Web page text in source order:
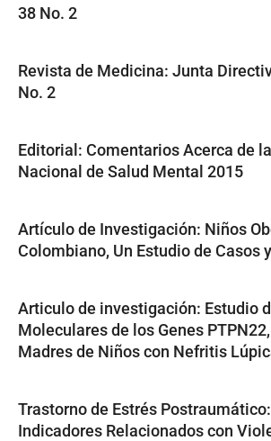
38 No. 2
Revista de Medicina: Junta
No. 2
Editorial: Comentarios Acerca de
Nacional de Salud Mental 2015
Artículo de Investigación: Niños
Colombiano, Un Estudio de Casos
Articulo de investigación: Estudio
Moleculares de los Genes
Madres de Niños con Nefritis
Trastorno de Estrés
Indicadores Relacionados con